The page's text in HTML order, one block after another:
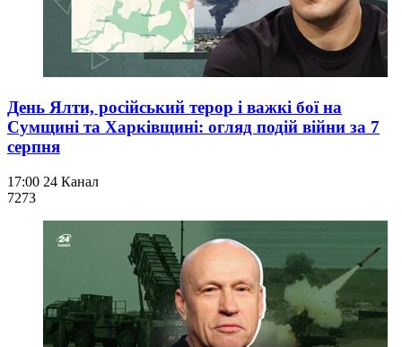
День Ялти, російський терор і важкі бої на
Сумщині та Харківщині: огляд подій війни за 7
серпня
17:00 24 Канал
7273